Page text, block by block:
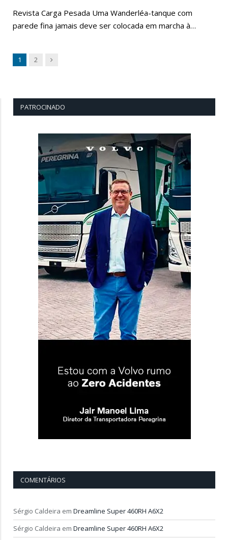
Revista Carga Pesada Uma Wanderléa-tanque com
parede fina jamais deve ser colocada em marcha à…
1 2 Next
PATROCINADO
COMENTÁRIOS
Sérgio Caldeira em Dreamline Super 460RH A6X2
Sérgio Caldeira em Dreamline Super 460RH A6X2